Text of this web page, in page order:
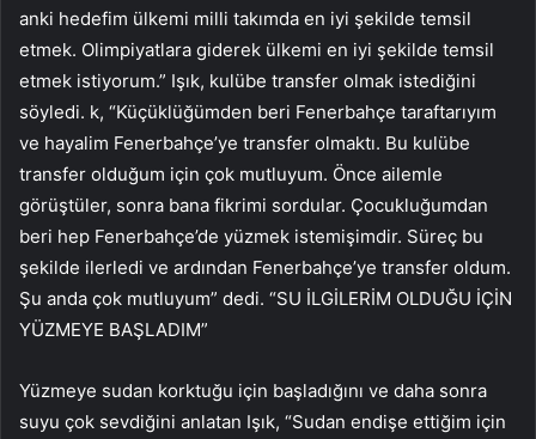
anki hedefim ülkemi milli takımda en iyi şekilde temsil
etmek. Olimpiyatlara giderek ülkemi en iyi şekilde temsil
etmek istiyorum.” Işık, kulübe transfer olmak istediğini
söyledi. k, “Küçüklüğümden beri Fenerbahçe taraftarıyım
ve hayalim Fenerbahçe’ye transfer olmaktı. Bu kulübe
transfer olduğum için çok mutluyum. Önce ailemle
görüştüler, sonra bana fikrimi sordular. Çocukluğumdan
beri hep Fenerbahçe’de yüzmek istemişimdir. Süreç bu
şekilde ilerledi ve ardından Fenerbahçe’ye transfer oldum.
Şu anda çok mutluyum” dedi. “SU İLGİLERİM OLDUĞU İÇİN
YÜZMEYE BAŞLADIM”
Yüzmeye sudan korktuğu için başladığını ve daha sonra
suyu çok sevdiğini anlatan Işık, “Sudan endişe ettiğim için